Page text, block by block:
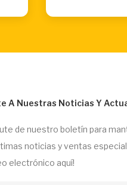
A Nuestras Noticias Y
de nuestro boletín para
noticias y ventas
electrónico aquí!